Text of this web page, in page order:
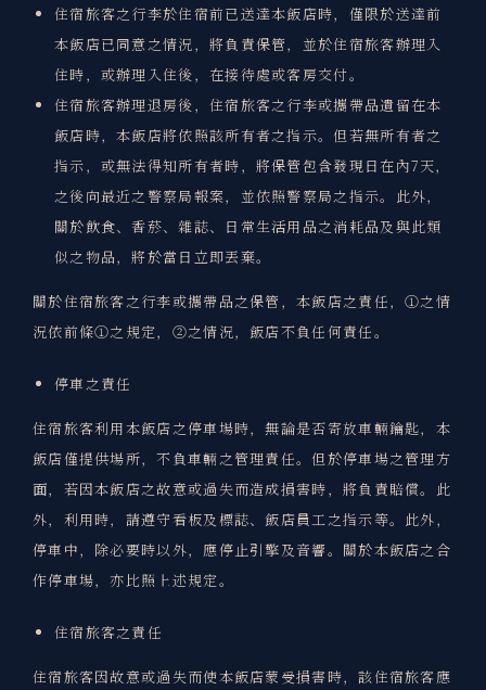
住宿旅客之行李於住宿前已送達本飯店時，僅限於送達前
本飯店已同意之情況，將負責保管，並於住宿旅客辦理入
住時，或辦理入住後，在接待處或客房交付。
住宿旅客辦理退房後，住宿旅客之行李或攜帶品遺留在本
飯店時，本飯店將依照該所有者之指示。但若無所有者之
指示，或無法得知所有者時，將保管包含發現日在內7天，
之後向最近之警察局報案，並依照警察局之指示。此外，
關於飲食、香菸、雜誌、日常生活用品之消耗品及與此類
似之物品，將於當日立即丟棄。
關於住宿旅客之行李或攜帶品之保管，本飯店之責任，①之情
況依前條①之規定，②之情況，飯店不負任何責任。
停車之責任
住宿旅客利用本飯店之停車場時，無論是否寄放車輛鑰匙，本
飯店僅提供場所，不負車輛之管理責任。但於停車場之管理方
面，若因本飯店之故意或過失而造成損害時，將負責賠償。此
外，利用時，請遵守看板及標誌、飯店員工之指示等。此外，
停車中，除必要時以外，應停止引擎及音響。關於本飯店之合
作停車場，亦比照上述規定。
住宿旅客之責任
住宿旅客因故意或過失而使本飯店蒙受損害時，該住宿旅客應